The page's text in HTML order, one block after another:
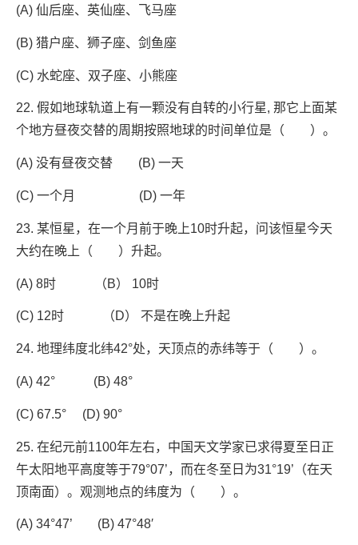
(A) 仙后座、英仙座、飞马座
(B) 猎户座、狮子座、剑鱼座
(C) 水蛇座、双子座、小熊座
22. 假如地球轨道上有一颗没有自转的小行星, 那它上面某
个地方昼夜交替的周期按照地球的时间单位是（ ）。
(A) 没有昼夜交替 (B) 一天
(C) 一个月 (D) 一年
23. 某恒星，在一个月前于晚上10时升起，问该恒星今天
大约在晚上（ ）升起。
(A) 8时 （B） 10时
(C) 12时 （D） 不是在晚上升起
24. 地理纬度北纬42°处，天顶点的赤纬等于（ ）。
(A) 42° (B) 48°
(C) 67.5° (D) 90°
25. 在纪元前1100年左右，中国天文学家已求得夏至日正
午太阳地平高度等于79°07’，而在冬至日为31°19’（在天
顶南面）。观测地点的纬度为（ ）。
(A) 34°47’ (B) 47°48′